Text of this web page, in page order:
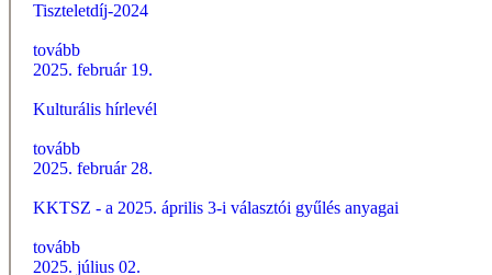
Tiszteletdíj-2024
tovább
2025. február 19.
Kulturális hírlevél
tovább
2025. február 28.
KKTSZ - a 2025. április 3-i választói gyűlés anyagai
tovább
2025. július 02.